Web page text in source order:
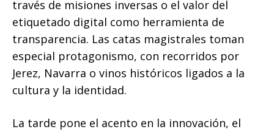
través de misiones inversas o el valor del
etiquetado digital como herramienta de
transparencia. Las catas magistrales toman
especial protagonismo, con recorridos por
Jerez, Navarra o vinos históricos ligados a la
cultura y la identidad.
La tarde pone el acento en la innovación, el